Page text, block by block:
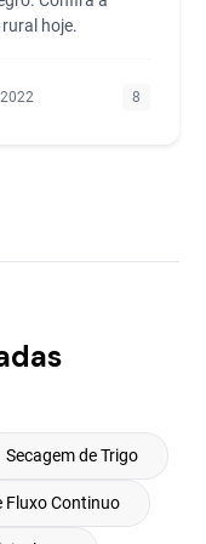
hoje.
8
Secagem de Trigo
Fluxo Continuo